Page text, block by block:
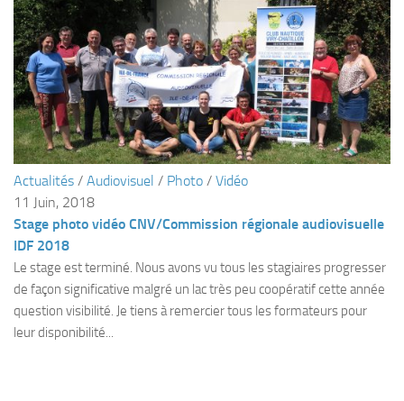
Plongeur N3
Maintien des acquis
Guide de palanquée N4
Initiateur
Moniteur Fédéral
Organisation
Responsables
Fosse
APNEE
SORTIES
Actualités / Audiovisuel / Photo / Vidéo
11 Juin, 2018
Stage photo vidéo CNV/Commission régionale audiovisuelle
IDF 2018
Le stage est terminé. Nous avons vu tous les stagiaires progresser
de façon significative malgré un lac très peu coopératif cette année
question visibilité. Je tiens à remercier tous les formateurs pour
leur disponibilité...